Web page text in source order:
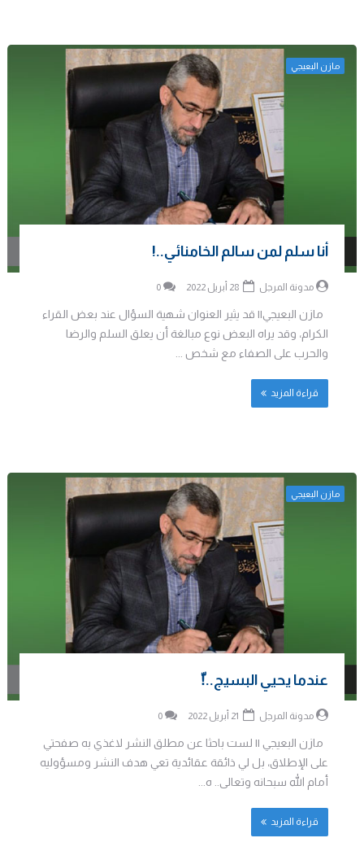
مازن البعيجي
أنا سلم لمن سالم الخامنائي..!
مدونة المرجل 0
مازن البعيجي|| قد يثير العنوان شهية السؤال عند بعض القراء
الكرام، وقد يراه البعض نوع مبالغة أن يعلق السلم والرضا
والحرب على الصفاء مع شخص ...
قراءة المزيد
مازن البعيجي
عندما يحيي البسيج..!ّ
مدونة المرجل 0
مازن البعيجي || لست باحثا عن مطلق النشر لاغذي به صفحتي
على الإطلاق، بل لي ذائقة عقائدية تعي هدف النشر ومسؤوليه
أمام الله سبحانه وتعالى.. ه...
قراءة المزيد